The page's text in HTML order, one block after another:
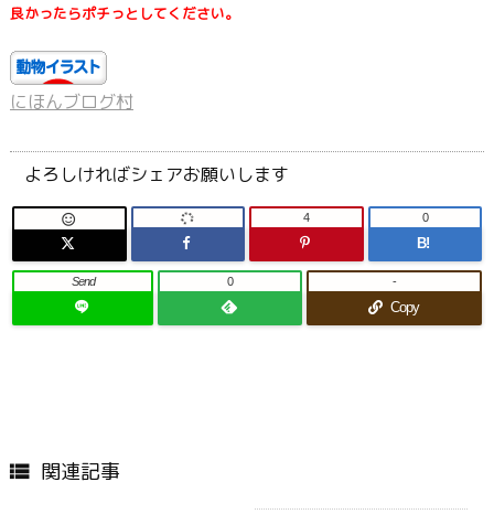
良かったらポチっとしてください。
にほんブログ村
よろしければシェアお願いします
 4
B!
0
Send 0
Copy
-
 関連記事